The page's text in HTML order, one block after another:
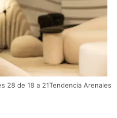
28 de 18 a 21Tendencia Arenales